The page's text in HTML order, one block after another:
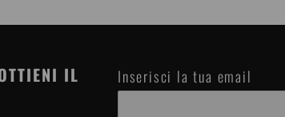
IL
Inserisci la tua email